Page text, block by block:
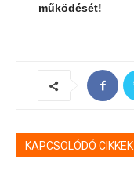
működését!
KAPCSOLÓDÓ CIKKEK